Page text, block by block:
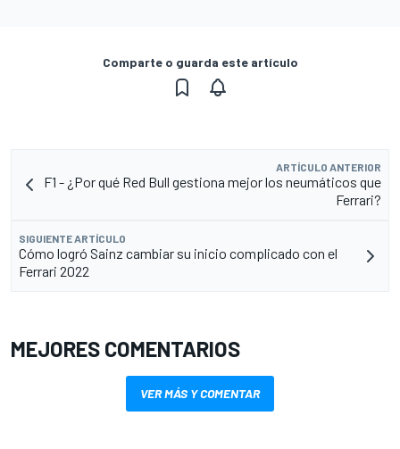
Comparte o guarda este artículo
ARTÍCULO ANTERIOR
F1 - ¿Por qué Red Bull gestiona mejor los neumáticos que
Ferrari?
SIGUIENTE ARTÍCULO
Cómo logró Sainz cambiar su inicio complicado con el
Ferrari 2022
MEJORES COMENTARIOS
VER MÁS Y COMENTAR